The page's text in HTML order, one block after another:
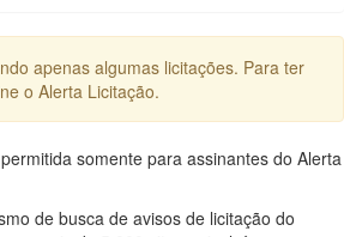
apenas algumas licitações. Para ter
o Alerta Licitação.
somente para assinantes do Alerta
de busca de avisos de licitação do